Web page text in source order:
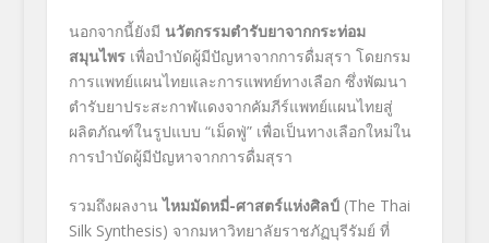
นอกจากนี้ยังมี นวัตกรรมตำรับยาจากกระท่อม
สมุนไพรเพื่อบำบัดผู้มีปัญหาจากการดื่มสุรา โดยกรม
การแพทย์แผนไทยและการแพทย์ทางเลือก ซึ่งพัฒนา
ตำรับยาประสะกาฬแดงจากคัมภีร์แพทย์แผนไทยสู่
ผลิตภัณฑ์ในรูปแบบ “เม็ดฟู่” เพื่อเป็นทางเลือกใหม่ใน
การบำบัดผู้มีปัญหาจากการดื่มสุรา
รวมถึงผลงานไหมมัดหมี่-ศาสตร์แห่งศิลป์(The Thai
Silk Synthesis) จากมหาวิทยาลัยราชภัฏบุรีรัมย์ ที่